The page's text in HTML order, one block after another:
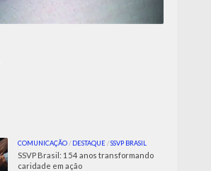
COMUNICAÇÃO / DESTAQUE /SSVP BRASIL
SSVP Brasil: 154 anos transformando
caridade em ação